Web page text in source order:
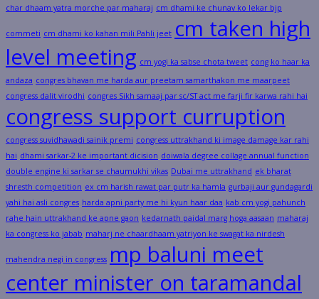
char dhaam yatra morche par maharaj cm dhami ke chunav ko lekar bjp
commeti cm dhami ko kahan mili Pahli jeet cm taken high
level meeting cm yogi ka sabse chota tweet cong ko haar ka
andaza congres bhavan me harda aur preetam samarthakon me maarpeet
congress dalit virodhi congres Sikh samaaj par sc/ST act me farji fir karwa rahi hai
congress support curruption
congress suvidhawadi sainik premi congress uttrakhand ki image damage kar rahi
hai dhami sarkar-2 ke important dicision doiwala degree collage annual function
double engine ki sarkar se chaumukhi vikas Dubai me uttrakhand ek bharat
shresth competition ex cm harish rawat par putr ka hamla gurbaji aur gundagardi
yahi hai asli congres harda apni party me hi kyun haar daa kab cm yogi pahunch
rahe hain uttrakhand ke apne gaon kedarnath paidal marg hoga aasaan maharaj
ka congress ko jabab maharj ne chaardhaam yatriyon ke swagat ka nirdesh
mahendra negi in congress mp baluni meet
center minister on taramandal